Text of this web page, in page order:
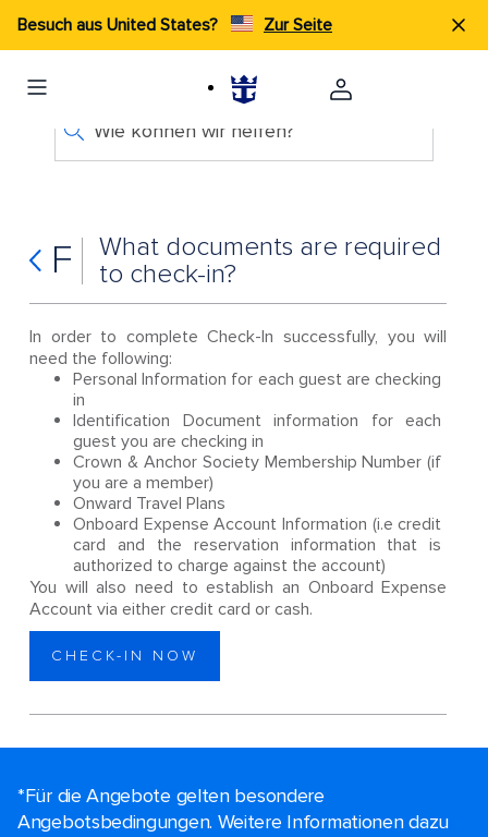
Besuch aus United States? Zur Seite
Wie können wir helfen?
F
What documents are required
to check-in?
In order to complete Check-In successfully, you will
need the following:
Personal Information for each guest are checking
in
Identification Document information for each
guest you are checking in
Crown & Anchor Society Membership Number (if
you are a member)
Onward Travel Plans
Onboard Expense Account Information (i.e credit
card and the reservation information that is
authorized to charge against the account)
You will also need to establish an Onboard Expense
Account via either credit card or cash.
CHECK-IN NOW
*Für die Angebote gelten besondere
Angebotsbedingungen. Weitere Informationen dazu